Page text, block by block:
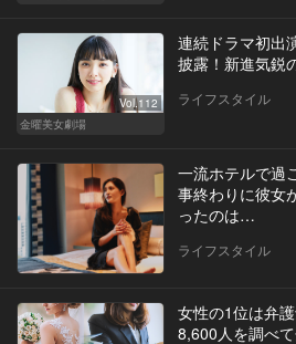
Vol.112
金曜美女劇場
連続ドラマ初出
披露！新進気鋭
ライフスタイル
一流ホテルで過
事終わりに彼女
ったのは…
ライフスタイル
女性の1位は弁
8,600人を調べ